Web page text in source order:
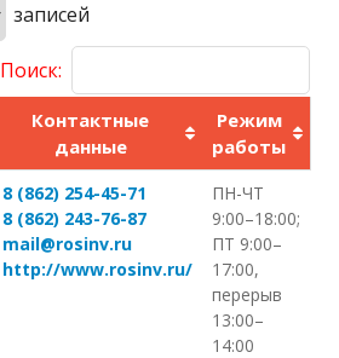
записей
Поиск:
Контактные
данные
Режим
работы
8 (862) 254-45-71
8 (862) 243-76-87
mail@rosinv.ru
http://www.rosinv.ru/
ПН-ЧТ
9:00–18:00;
ПТ 9:00–
17:00,
перерыв
13:00–
14:00